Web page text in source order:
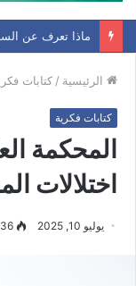
ماذا تعرف عن
الرئيسية / كتابات
كتابات فكرية
المحكمة
اختلالات
يوليو 10, 2025